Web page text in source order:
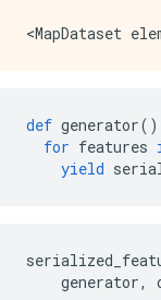
def generator
for features
yield
generator,